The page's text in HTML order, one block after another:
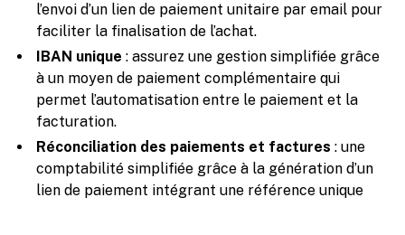
l’envoi d’un lien de paiement unitaire par email pour
faciliter la finalisation de l’achat.
IBAN unique : assurez une gestion simplifiée grâce
à un moyen de paiement complémentaire qui
permet l’automatisation entre le paiement et la
facturation.
Réconciliation des paiements et factures : une
comptabilité simplifiée grâce à la génération d’un
lien de paiement intégrant une référence unique